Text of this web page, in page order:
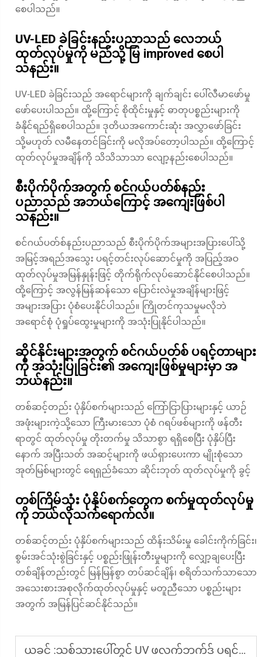
စေပါသည်။
UV-LED ခဲခြင်းနည်းပညာသည် လေဘယ်
ထုတ်လုပ်မှုကို မည်သို့ မြ improved စေပါ
သနည်း။
UV-LED ခဲခြင်းသည် အရောင်များကို ချက်ချင်း ပေါ်လီမာဖော်မှု
ဖော်ပေးပါသည်။ ထို့ကြောင့် စိုထိုင်းမှုနှင့် ဓာတုပစ္စည်းများကို
ခံနိုင်ရည်ရှိစေပါသည်။ ဒုတိယအကောင်းဆုံး အလွှာဖော်ခြင်း
သို့မဟုတ် လမီနေတင်ခြင်းကို မလိုအပ်တော့ပါသည်။ ထို့ကြောင့်
ထုတ်လုပ်မှုအချိန်ကို သိသိသာသာ လျော့နည်းစေပါသည်။
စီးပိုက်ပိုက်အတွက် စင်ဂယ်ပတ်စ်နည်း
ပညာသည် အဘယ်ကြောင့် အကျေးဖြစ်ပါ
သနည်း။
စင်ဂယ်ပတ်စ်နည်းပညာသည် စီးပိုက်ပိုက်အများအပြားပေါ်သို့
အမြင့်အရည်အသွေး ပရင့်တင်းလုပ်ဆောင်မှုကို အပြည့်အဝ
ထုတ်လုပ်မှုအမြန်နှုန်းဖြင့် တိုက်ရိုက်လုပ်ဆောင်နိုင်စေပါသည်။
ထို့ကြောင့် အလွန်မြန်ဆန်သော ပြောင်းလဲမှုအချိန်များဖြင့်
အများအပြား ပုံစံပေးနိုင်ပါသည်။ ကြိုတင်ကုသမှုမလိုဘဲ
အရောင်စုံ ပုံရှုပ်ထွေးမှုများကို အသုံးပြုနိုင်ပါသည်။
ဆိုင်နိုင်းများအတွက် စင်ဂယ်ပတ်စ် ပရင့်တာများ
ကို အသုံးပြုခြင်း၏ အကျေးဖြစ်မှုများမှာ အ
ဘယ်နည်း။
တစ်ဆင့်တည်း ပုံနှိပ်စက်များသည် ကြော်ငြာပြားများနှင့် ယာဉ်
အဖုံးများကဲ့သို့သော ကြီးမားသော ပုံစံ ဂရပ်ဖစ်များကို ဖန်တီး
ရာတွင် ထုတ်လုပ်မှု တိုးတက်မှု သိသာစွာ ရရှိစေပြီး ပုံနှိပ်ပြီး
နောက် အပြီးသတ် အဆင့်များကို ဖယ်ရှားပေးကာ မျိုးစုံသော
အုတ်မြစ်များတွင် ရေရှည်ခံသော ဆိုင်းဘုတ် ထုတ်လုပ်မှုကို ခွင့်
တစ်ကြိမ်သုံး ပုံနှိပ်စက်တွေက စက်မှုထုတ်လုပ်မှု
ကို ဘယ်လိုသက်ရောက်လဲ။
တစ်ဆင့်တည်း ပုံနှိပ်စက်များသည် ထိန်းသိမ်းမှု ခေါင်းကိုက်ခြင်း၊
စွမ်းအင်သုံးစွဲခြင်းနှင့် ပစ္စည်းဖြုန်းတီးမှုများကို လျှော့ချပေးပြီး
တစ်ချိန်တည်းတွင် မြန်မြန်စွာ တပ်ဆင်ချိန်၊ စရိတ်သက်သာသော
အသေးစားအစုလိုက်ထုတ်လုပ်မှုနှင့် မတူညီသော ပစ္စည်းများ
အတွက် အမြန်ပြင်ဆင်နိုင်သည်။
ယခင် :သစ်သားပေါ်တွင် UV ဖလက်ဘက်ဒ် ပရင်တ်ထုတ်လုပ်ခြင်းအတွက် အကောင်းဆုံး လုပ်ဆောင်နည်းများ